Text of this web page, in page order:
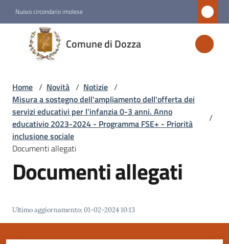
Nuovo circondario imolese
Comune di Dozza
Comune
di
Dozza
Amministrazione
Novità
Menu selezionato
Servizi
Vivere
Home / Novità / Notizie /
Misura a sostegno dell'ampliamento dell'offerta dei
servizi educativi per l'infanzia 0-3 anni. Anno
educativio 2023-2024 - Programma FSE+ - Priorità
inclusione sociale
/
Documenti allegati
Documenti allegati
Ultimo aggiornamento:01-02-2024 10:13